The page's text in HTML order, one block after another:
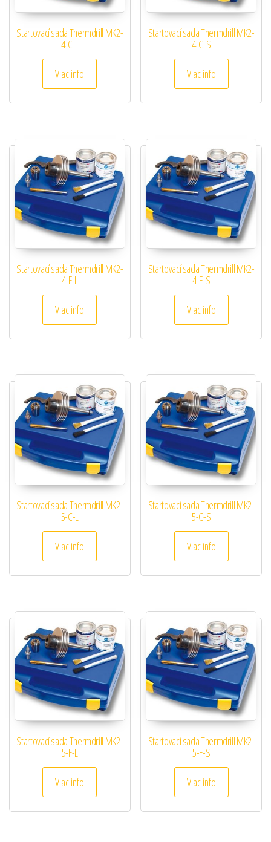
Startovací sada Thermdrill MK2-
4-C-L
Viac info
Startovací sada Thermdrill MK2-
4-C-S
Viac info
Startovací sada Thermdrill MK2-
4-F-L
Viac info
Startovací sada Thermdrill MK2-
4-F-S
Viac info
Startovací sada Thermdrill MK2-
5-C-L
Viac info
Startovací sada Thermdrill MK2-
5-C-S
Viac info
Startovací sada Thermdrill MK2-
5-F-L
Viac info
Startovací sada Thermdrill MK2-
5-F-S
Viac info